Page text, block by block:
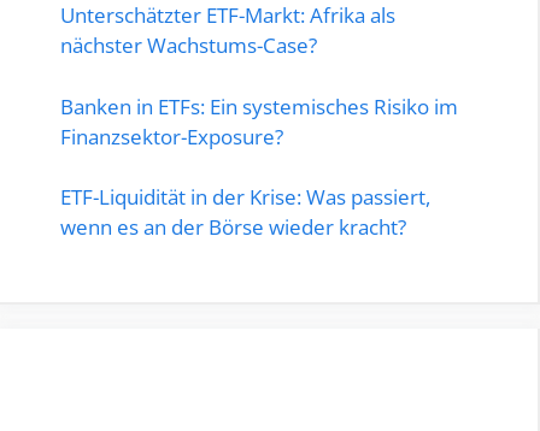
Unterschätzter ETF-Markt: Afrika als
nächster Wachstums-Case?
Banken in ETFs: Ein systemisches Risiko im
Finanzsektor-Exposure?
ETF-Liquidität in der Krise: Was passiert,
wenn es an der Börse wieder kracht?